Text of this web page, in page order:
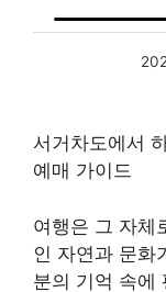
서거차도에서
예매 가이드
여행은 그 자체
인 자연과 문화
분의 기억 속에